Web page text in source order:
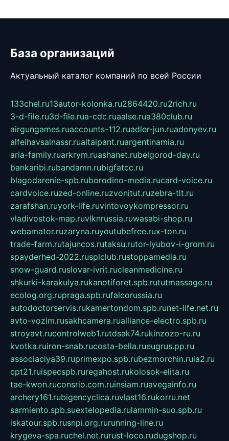
База организаций
Актуальный каталог компаний по всей России
133chel.ru13autor-kolonka.ru2864420.ru2rich.ru
3-d-file.ru3d-file.rua-cdc.ruaalse.rua380club.ru
airgungames.ruaccounts-112.ruadler-jun.ruadonyev.ru
alfeihavsalnassr.rualtaipant.ruargentinamia.ru
aria-family.ruarkrym.ruashanet.rubelgorod-day.ru
bankaribi.rubandamn.rubigfatcc.ru
blagodarenie-spb.ruborodino-media.rucard-voice.ru
cardvoice.ruzed-online.ruzvonitut.ruzebra-tlt.ru
zarafshan.ruyork-life.ruvintovoykompressor.ru
vladivostok-map.ruvlknrussia.ruwasabi-shop.ru
webamator.ruzaryna.ruyoutubefree.rux-ton.ru
trade-farm.rutajuncos.rutaksu.rutor-lyubov-i-grom.ru
spayderhed-2022.rusplclub.rustoppamedia.ru
snow-guard.ruslovar-ivrit.rucleanmedicine.ru
shkurki-karakulya.rukanotiforet.spb.rututmassage.ru
ecolog.org.rupraga.spb.rufalcorussia.ru
autodoctorservis.rukamertondom.spb.runet-life.net.ru
avto-vozim.rusakhcamera.rualliance-electro.spb.ru
stroyavt.rucontrolweb1.rutdsak74.rukinzozo-ru.ru
kvotka.ruiron-snab.rucosta-bella.rueugrus.pp.ru
associaciya39.ruprimexpo.spb.rubezmorchin.ruia2.ru
cpt21.ruispecspb.ruregahost.rukolosok-elita.ru
tae-kwon.ruconsrio.com.ruinsiam.ruavegainfo.ru
archery161.rubigencyclica.ruvlast16.rukorru.net
sarmiento.spb.suextelopedia.rulammin-suo.spb.ru
iskatour.spb.rusnpi.org.rurunning-line.ru
krygeva-spa.ruchel.net.rurust-loco.rudugshop.ru